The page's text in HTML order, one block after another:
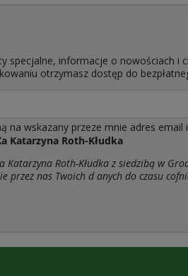
informacje o nowościach i
otrzymasz dostęp do
na wskazany przeze mnie adres
Katarzyna Roth-Kłudka
Roth-Kłudka z siedzibą w
przez nas Twoich d anych do czasu